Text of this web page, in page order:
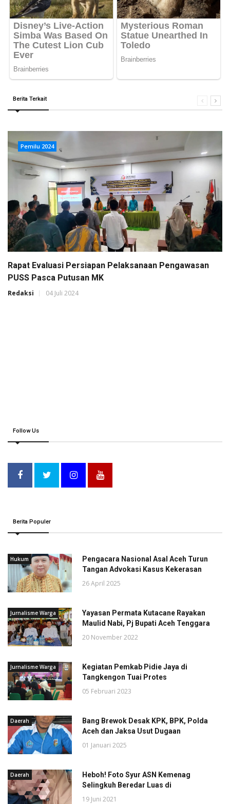
Berita Terkait
Pemilu 2024
Rapat Evaluasi Persiapan Pelaksanaan Pengawasan
PUSS Pasca Putusan MK
Redaksi 04 Juli 2024
Follow Us
Berita Populer
Hukum
Pengacara Nasional Asal Aceh Turun
Tangan Advokasi Kasus Kekerasan
26 April 2025
Jurnalisme Warga
Yayasan Permata Kutacane Rayakan
Maulid Nabi, Pj Bupati Aceh Tenggara
20 November 2022
Jurnalisme Warga
Kegiatan Pemkab Pidie Jaya di
Tangkengon Tuai Protes
05 Februari 2023
Daerah
Bang Brewok Desak KPK, BPK, Polda
Aceh dan Jaksa Usut Dugaan
01 Januari 2025
Daerah
Heboh! Foto Syur ASN Kemenag
Selingkuh Beredar Luas di
19 Juni 2021